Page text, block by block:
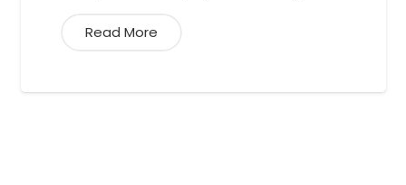
Read More